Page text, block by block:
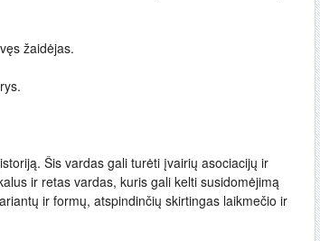
žaidėjas.
Šis vardas gali turėti įvairių asociacijų ir
ir retas vardas, kuris gali kelti susidomėjimą
ir formų, atspindinčių skirtingas laikmečio ir